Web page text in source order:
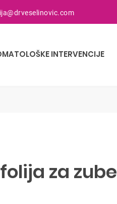
INTERVENCIJE
za zube